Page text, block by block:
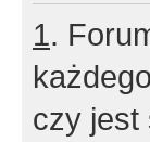
1.
czy jest